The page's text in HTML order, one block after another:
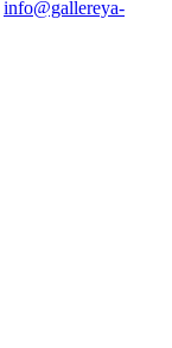
info@gallereya-